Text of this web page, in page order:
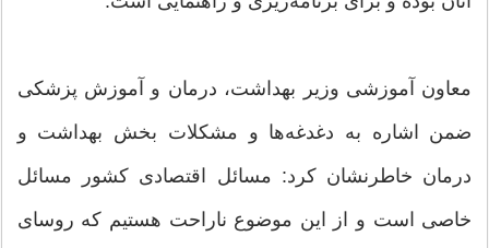
معاون آموزشی وزیر بهداشت، درمان و آموزش پزشکی
ضمن اشاره به دغدغه‌ها و مشکلات بخش بهداشت و
درمان خاطرنشان کرد: مسائل اقتصادی کشور مسائل
خاصی است و از این موضوع ناراحت هستیم که روسای